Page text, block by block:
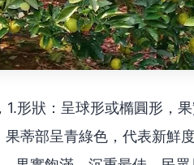
形狀：呈球形或橢圓形，
蒂部呈青綠色，代表新鮮